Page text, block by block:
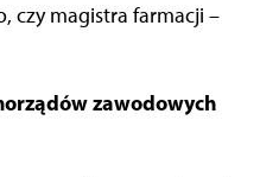
czy magistra farmacji –
zawodowych